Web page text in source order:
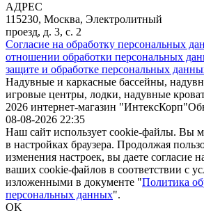
АДРЕС
115230, Москва, Электролитный
проезд, д. 3, с. 2
Согласие на обработку персональных
отношении обработки персональных
защите и обработке персональных
Надувные и каркасные бассейны,
игровые центры, лодки, надувные
2026 интернет-магазин "ИнтексКорп"
08-08-2026 22:35
Наш сайт использует cookie-файлы. Вы
в настройках браузера. Продолжая
изменения настроек, вы даете согласие
ваших cookie-файлов в соответствии с
изложенными в документе "Политика
персональных данных".
OK